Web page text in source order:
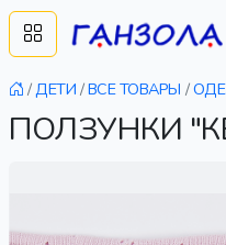
/ДЕТИ /ВСЕ ТОВАРЫ /
ПОЛЗУНКИ